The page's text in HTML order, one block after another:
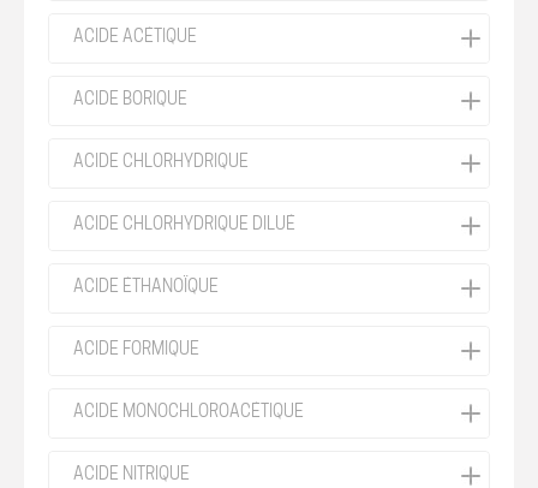
ACIDE ACÉTIQUE
ACIDE BORIQUE
ACIDE CHLORHYDRIQUE
ACIDE CHLORHYDRIQUE DILUÉ
ACIDE ÉTHANOÏQUE
ACIDE FORMIQUE
ACIDE MONOCHLOROACÉTIQUE
ACIDE NITRIQUE